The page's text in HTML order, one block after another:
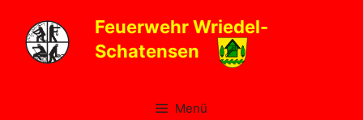
Inhalt
springen
Feuerwehr Wriedel-
Schatensen
Menü